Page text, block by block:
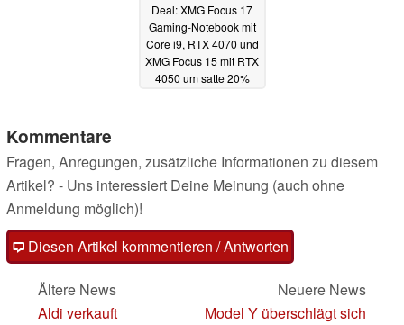
Deal: XMG Focus 17
Gaming-Notebook mit
Core i9, RTX 4070 und
XMG Focus 15 mit RTX
4050 um satte 20%
Kommentare
Fragen, Anregungen, zusätzliche Informationen zu diesem
Artikel? - Uns interessiert Deine Meinung (auch ohne
Anmeldung möglich)!
Diesen Artikel kommentieren / Antworten
Ältere News
Aldi verkauft
Neuere News
Model Y überschlägt sich